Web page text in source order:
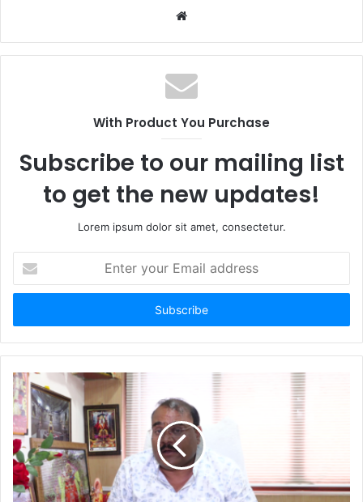
Website
With Product You Purchase
Subscribe to our mailing list
to get the new updates!
Lorem ipsum dolor sit amet, consectetur.
your
Email